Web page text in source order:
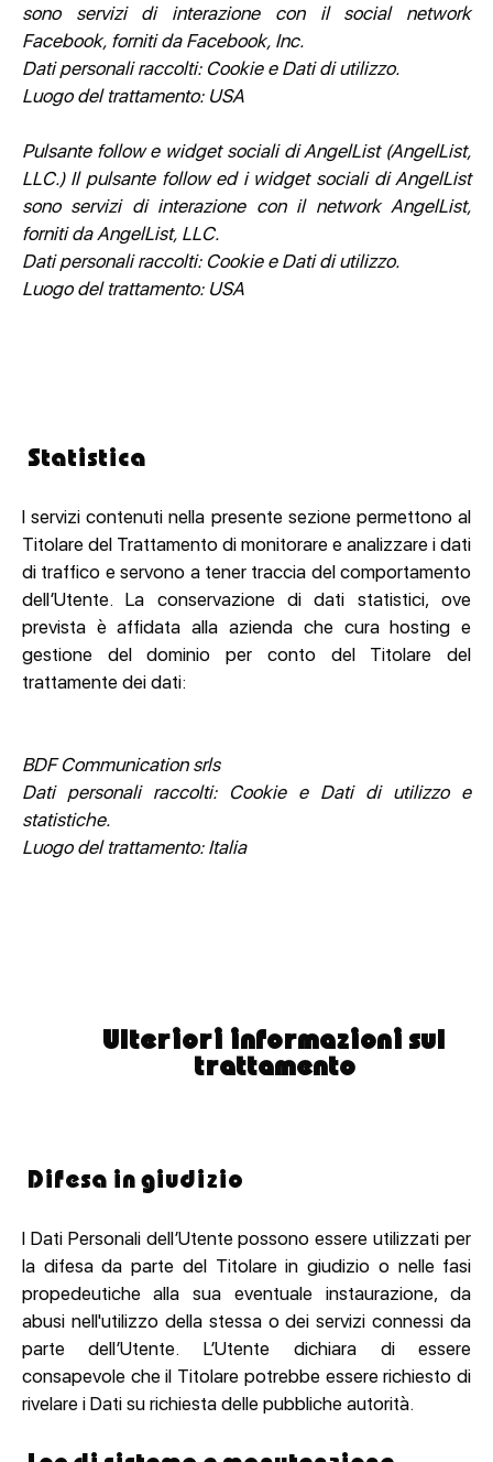
sono servizi di interazione con il social network
Facebook, forniti da Facebook, Inc.
Dati personali raccolti: Cookie e Dati di utilizzo.
Luogo del trattamento: USA
Pulsante follow e widget sociali di AngelList (AngelList,
LLC.) Il pulsante follow ed i widget sociali di AngelList
sono servizi di interazione con il network AngelList,
forniti da AngelList, LLC.
Dati personali raccolti: Cookie e Dati di utilizzo.
Luogo del trattamento: USA
Statistica
I servizi contenuti nella presente sezione permettono al
Titolare del Trattamento di monitorare e analizzare i dati
di traffico e servono a tener traccia del comportamento
dell’Utente. La conservazione di dati statistici, ove
prevista è affidata alla azienda che cura hosting e
gestione del dominio per conto del Titolare del
trattamente dei dati:
BDF Communication srls
Dati personali raccolti: Cookie e Dati di utilizzo e
statistiche.
Luogo del trattamento: Italia
Ulteriori informazioni sul
trattamento
Difesa in giudizio
I Dati Personali dell’Utente possono essere utilizzati per
la difesa da parte del Titolare in giudizio o nelle fasi
propedeutiche alla sua eventuale instaurazione, da
abusi nell'utilizzo della stessa o dei servizi connessi da
parte dell’Utente. L’Utente dichiara di essere
consapevole che il Titolare potrebbe essere richiesto di
rivelare i Dati su richiesta delle pubbliche autorità.